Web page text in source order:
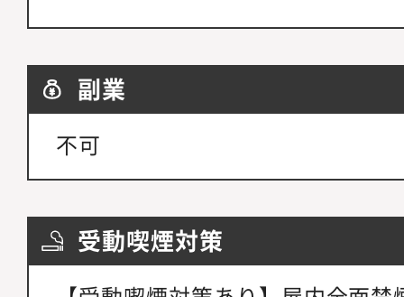
副業
不可
受動喫煙対策